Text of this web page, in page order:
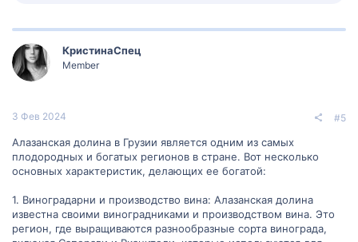
к
и
и
:
КристинаСпец
Member
3 Фев 2024 #5
Алазанская долина в Грузии является одним из самых
плодородных и богатых регионов в стране. Вот несколько
основных характеристик, делающих ее богатой:
1. Виноградарни и производство вина: Алазанская долина
известна своими виноградниками и производством вина. Это
регион, где выращиваются разнообразные сорта винограда,